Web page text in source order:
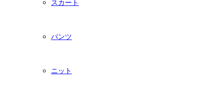
スカート
パンツ
ニット